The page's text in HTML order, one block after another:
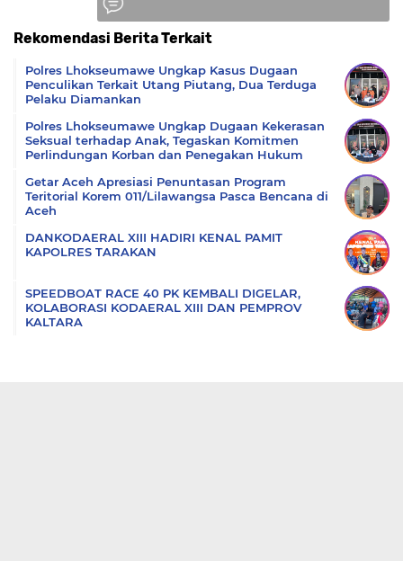
Rekomendasi Berita Terkait
Polres Lhokseumawe Ungkap Kasus Dugaan
Penculikan Terkait Utang Piutang, Dua Terduga
Pelaku Diamankan
Polres Lhokseumawe Ungkap Dugaan Kekerasan
Seksual terhadap Anak, Tegaskan Komitmen
Perlindungan Korban dan Penegakan Hukum
Getar Aceh Apresiasi Penuntasan Program
Teritorial Korem 011/Lilawangsa Pasca Bencana di
Aceh
DANKODAERAL XIII HADIRI KENAL PAMIT
KAPOLRES TARAKAN
SPEEDBOAT RACE 40 PK KEMBALI DIGELAR,
KOLABORASI KODAERAL XIII DAN PEMPROV
KALTARA